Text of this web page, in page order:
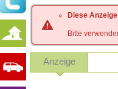
Diese
Bitte
Anzeige